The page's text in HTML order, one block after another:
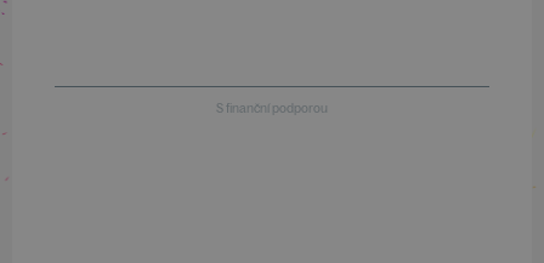
S finanční podporou